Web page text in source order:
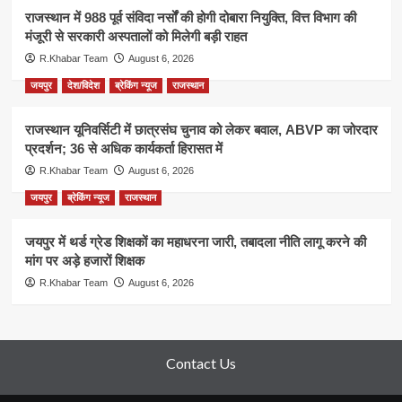
राजस्थान में 988 पूर्व संविदा नर्सों की होगी दोबारा नियुक्ति, वित्त विभाग की
मंजूरी से सरकारी अस्पतालों को मिलेगी बड़ी राहत
R.Khabar Team August 6, 2026
जयपुर देश/विदेश ब्रेकिंग न्यूज राजस्थान
राजस्थान यूनिवर्सिटी में छात्रसंघ चुनाव को लेकर बवाल, ABVP का जोरदार
प्रदर्शन; 36 से अधिक कार्यकर्ता हिरासत में
R.Khabar Team August 6, 2026
जयपुर ब्रेकिंग न्यूज राजस्थान
जयपुर में थर्ड ग्रेड शिक्षकों का महाधरना जारी, तबादला नीति लागू करने की
मांग पर अड़े हजारों शिक्षक
R.Khabar Team August 6, 2026
Contact Us